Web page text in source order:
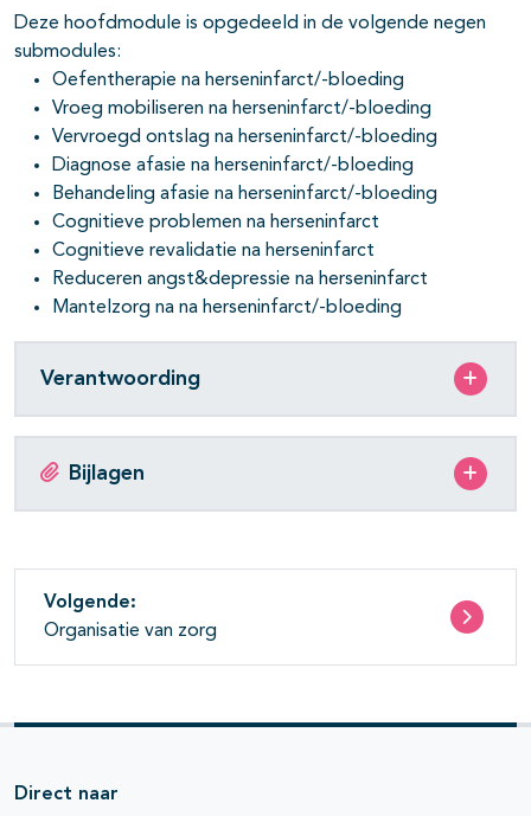
open- en dichtklappen
Deze hoofdmodule is opgedeeld in de volgende negen
submodules:
Oefentherapie na herseninfarct/-bloeding
Vroeg mobiliseren na herseninfarct/-bloeding
Vervroegd ontslag na herseninfarct/-bloeding
Diagnose afasie na herseninfarct/-bloeding
Behandeling afasie na herseninfarct/-bloeding
Cognitieve problemen na herseninfarct
Cognitieve revalidatie na herseninfarct
Reduceren angst&depressie na herseninfarct
Mantelzorg na na herseninfarct/-bloeding
Verantwoording
Bijlagen
Volgende:
Organisatie van zorg
Direct naar